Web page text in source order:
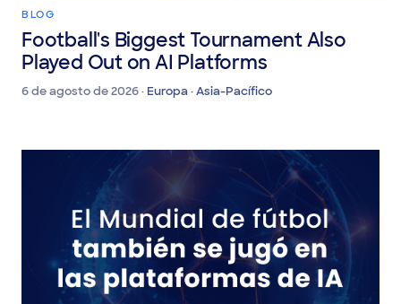
BLOG
Football's Biggest Tournament Also
Played Out on AI Platforms